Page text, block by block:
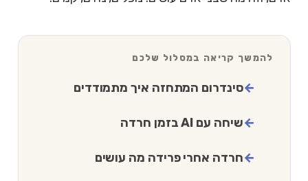
להמשך קריאה במסלול שלכם
סינדרום המתחזה איך מתמודדים
שיחה עם AI בזמן חרדה
חרדה אחרי פרידה מה עושים